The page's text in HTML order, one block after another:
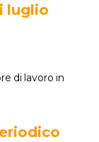
luglio
di lavoro in